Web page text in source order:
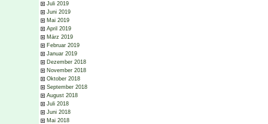
Juli 2019
Juni 2019
Mai 2019
April 2019
März 2019
Februar 2019
Januar 2019
Dezember 2018
November 2018
Oktober 2018
September 2018
August 2018
Juli 2018
Juni 2018
Mai 2018